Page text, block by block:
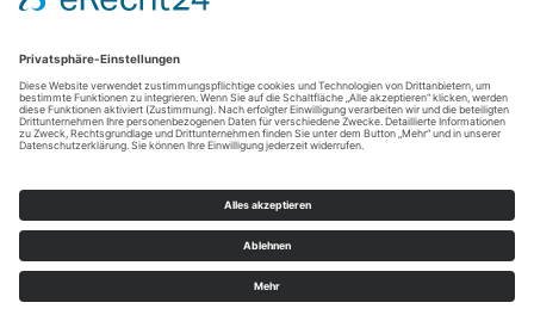
Impressum|Datenschutz|Haftungsausschluss|Kontakt
Naturpark Arnsberger Wald - Projektbüro Sauerland-Waldroute
E: info@sauerland-waldroute.de
Cookie-Einstellungen